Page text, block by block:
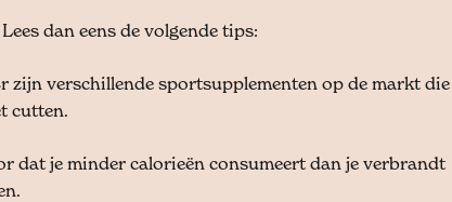
dan eens de volgende tips:
zijn verschillende sportsupplementen op de markt die
cutten.
dat je minder calorieën consumeert dan je verbrandt